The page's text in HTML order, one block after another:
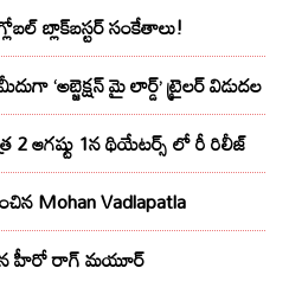
బ్లాక్‌బస్టర్ సంకేతాలు!
‘అబ్జెక్ష‌న్ మై లార్డ్‌’ ట్రైల‌ర్ విడుద‌ల
2 ఆగష్టు 1న థియేటర్స్ లో రీ రిలీజ్
Mohan Vadlapatla
హీరో రాగ్ మయూర్‌